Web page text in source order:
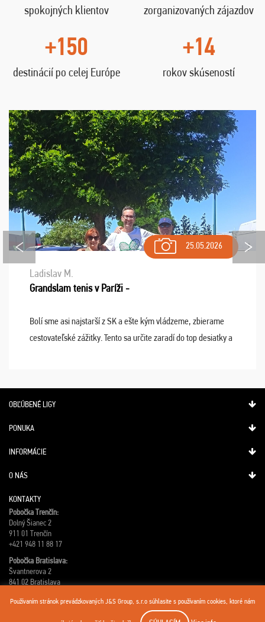
spokojných klientov zorganizovaných zájazdov
+150
destinácií po celej Európe
+14
rokov skúseností
25.05.2026
Ladislav M.
Grandslam tenis v Paríži -
Bolí sme asi najstarší z SK a ešte kým vládzeme, zbierame
cestovateľské zážitky. Tento sa určite zaradí do top desiatky a
OBĽÚBENÉ LIGY
PONUKA
INFORMÁCIE
O NÁS
KONTAKTY
Pobočka Trenčín:
Dolný Šianec 2
911 01 Trenčín
+421 948 11 88 17
Pobočka Bratislava:
Švantnerova 2
841 02 Bratislava
Používaním stránok prevádzkovaných J&S Group, s.r.o súhlasite s používaním cookies, ktoré nám